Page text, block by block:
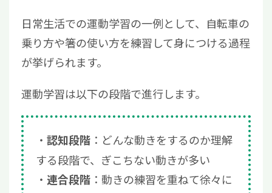
日常生活での運動学習の一例として、自転車の
乗り方や箸の使い方を練習して身につける過程
が挙げられます。
運動学習は以下の段階で進行します。
認知段階 ：どんな動きをするのか理解
する段階で、ぎこちない動きが多い
連合段階 ：動きの練習を重ねて徐々に